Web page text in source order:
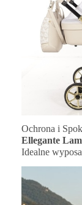
Ochrona i
Ellegante
Idealne